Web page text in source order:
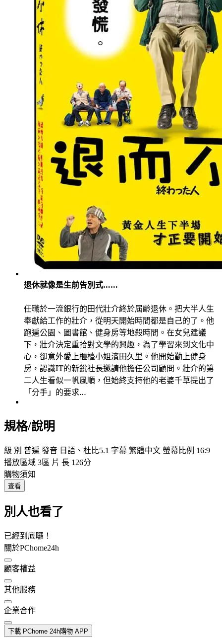
退休就像是生前告別式……
任職於一流銀行的田代壯介終於屆齡退休。把大半人生
奉獻給工作的壯介，從明天開始時間都是自己的了。他
跑遍公園、圖書館、健身房等地殺時間。在女兒建議
下，壯介決定重拾對文學的興趣，為了學習來到文化中
心，卻意外愛上櫃檯小姐濱田久里。他開始勤上健身
房，認識IT的新銳社長邀請他擔任公司顧問。壯介的第
二人生看似一帆風順，但始終支持他的老婆千草提出了
「分手」的要求…
規格/說明
級 別 普遍 發音 日語、杜比5.1 字幕 繁體中文 螢幕比例 16:9
播放區域 3區 片 長 126分
購物須知
查看
別人也看了
已經到底囉！
關於PChome24h
顧客權益
其他服務
企業合作
下載 PChome 24h購物 APP